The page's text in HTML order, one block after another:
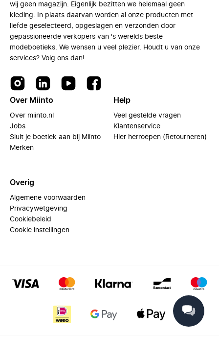
wij geen magazijn. Eigenlijk bezitten we helemaal geen
kleding. In plaats daarvan worden al onze producten met
liefde geselecteerd, opgeslagen en verzonden door
gepassioneerde verkopers van 's werelds beste
modeboetieks. We wensen u veel plezier. Houdt u van onze
services? Volg ons dan!
Over Miinto
Over miinto.nl
Jobs
Sluit je boetiek aan bij Miinto
Merken
Help
Veel gestelde vragen
Klantenservice
Hier herroepen (Retourneren)
Overig
Algemene voorwaarden
Privacywetgeving
Cookiebeleid
Cookie instellingen